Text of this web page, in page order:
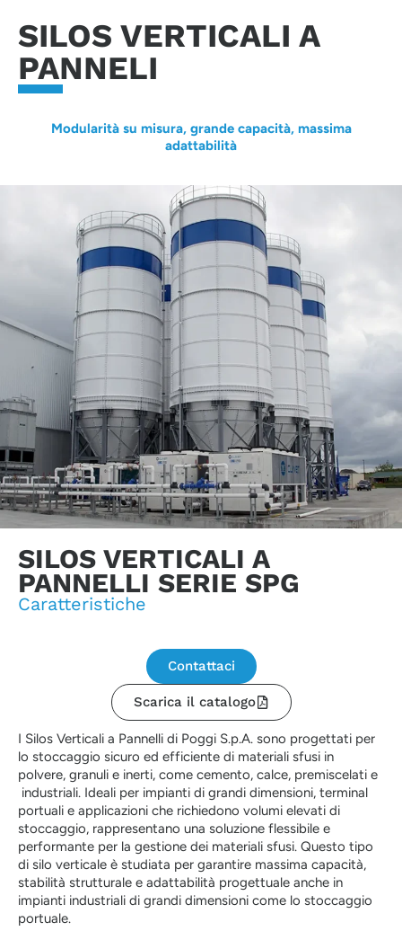
SILOS VERTICALI A
PANNELI
Modularità su misura, grande capacità, massima
adattabilità
SILOS VERTICALI A
PANNELLI SERIE SPG
Caratteristiche
Contattaci
Scarica il catalogo
I Silos Verticali a Pannelli di Poggi S.p.A. sono progettati per
lo stoccaggio sicuro ed efficiente di materiali sfusi in
polvere, granuli e inerti, come cemento, calce, premiscelati e
industriali. Ideali per impianti di grandi dimensioni, terminal
portuali e applicazioni che richiedono volumi elevati di
stoccaggio, rappresentano una soluzione flessibile e
performante per la gestione dei materiali sfusi. Questo tipo
di silo verticale è studiata per garantire massima capacità,
stabilità strutturale e adattabilità progettuale anche in
impianti industriali di grandi dimensioni come lo stoccaggio
portuale.